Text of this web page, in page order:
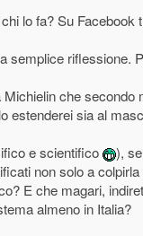
lo fa? Su Facebook
riflessione.
che secondo
estenderei sia al
e scientifico
),
non solo a
E che magari,
almeno in Italia?